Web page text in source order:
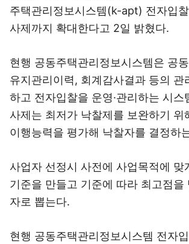
주택관리정보시스템(k-apt) 전자입
사제까지 확대한다고 2일 밝혔다.
현행 공동주택관리정보시스템은 공
유지관리이력, 회계감사결과 등의 관
하고 전자입찰을 운영·관리하는 시스
사제는 최저가 낙찰제를 보완하기 위
이행능력을 평가해 낙찰자를 결정하
사업자 선정시 사전에 사업목적에 맞
기준을 만들고 기준에 따라 최고점을
자로 뽑는다.
현행 공동주택관리정보시스템 전자